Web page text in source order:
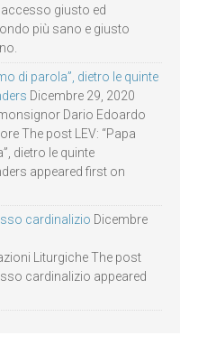
giusto ed
più sano e giusto
di parola”, dietro le quinte
Dicembre 29, 2020
Dario Edoardo
The post LEV: “Papa
dietro le quinte
appeared first on
cardinalizio Dicembre
Liturgiche The post
cardinalizio appeared